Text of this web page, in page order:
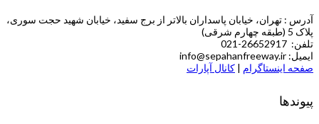
آدرس : تهران، خیابان پاسداران بالاتر از برج سفید، خیابان شهید حجت سوری،
پلاک 5 (طبقه چهارم شرقی)
تلفن: 26652917-021
ایمیل: info@sepahanfreeway.ir
صفحه اینستاگرام | کانال آپارات
پیوندها